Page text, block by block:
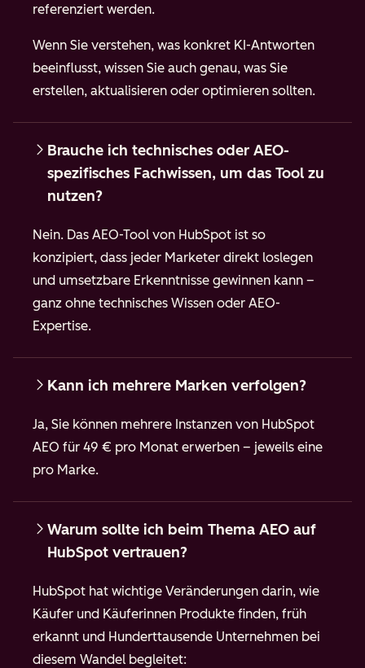
referenziert werden.
Wenn Sie verstehen, was konkret KI-Antworten
beeinflusst, wissen Sie auch genau, was Sie
erstellen, aktualisieren oder optimieren sollten.
Brauche ich technisches oder AEO-
spezifisches Fachwissen, um das Tool zu
nutzen?
Nein. Das AEO-Tool von HubSpot ist so
konzipiert, dass jeder Marketer direkt loslegen
und umsetzbare Erkenntnisse gewinnen kann –
ganz ohne technisches Wissen oder AEO-
Expertise.
Kann ich mehrere Marken verfolgen?
Ja, Sie können mehrere Instanzen von HubSpot
AEO für 49 € pro Monat erwerben – jeweils eine
pro Marke.
Warum sollte ich beim Thema AEO auf
HubSpot vertrauen?
HubSpot hat wichtige Veränderungen darin, wie
Käufer und Käuferinnen Produkte finden, früh
erkannt und Hunderttausende Unternehmen bei
diesem Wandel begleitet: